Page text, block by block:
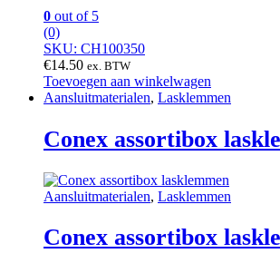
0 out of 5
(0)
SKU: CH100350
€14.50 ex. BTW
Toevoegen aan winkelwagen
Aansluitmaterialen, Lasklemmen
Conex assortibox
Aansluitmaterialen, Lasklemmen
Conex assortibox